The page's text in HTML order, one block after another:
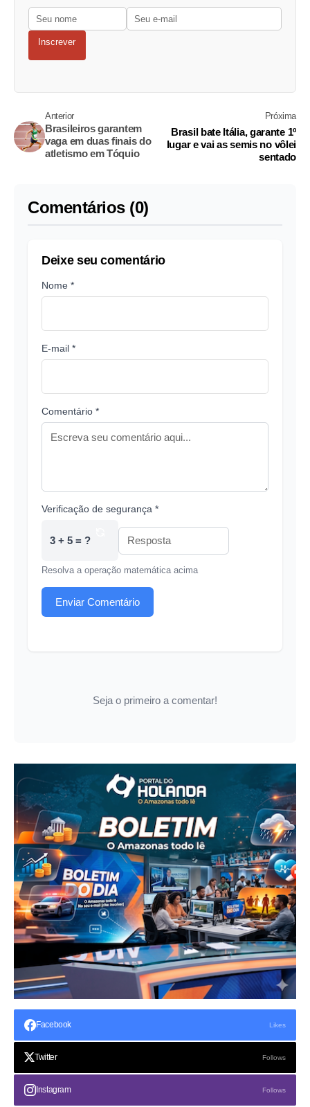
Inscrever
Anterior
Brasileiros garantem
vaga em duas finais do
atletismo em Tóquio
Próxima
Brasil bate Itália, garante 1º
lugar e vai as semis no vôlei
sentado
Comentários (0)
Deixe seu comentário
Nome *
E-mail *
Comentário *
Verificação de segurança *
3 + 5 = ?
Resolva a operação matemática acima
Enviar Comentário
Seja o primeiro a comentar!
Facebook Likes
Twitter Follows
Instagram Follows